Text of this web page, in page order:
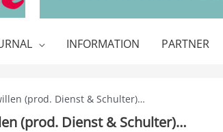
INFORMATION PARTNER
(prod. Dienst & Schulter)…
(prod. Dienst & Schulter)…